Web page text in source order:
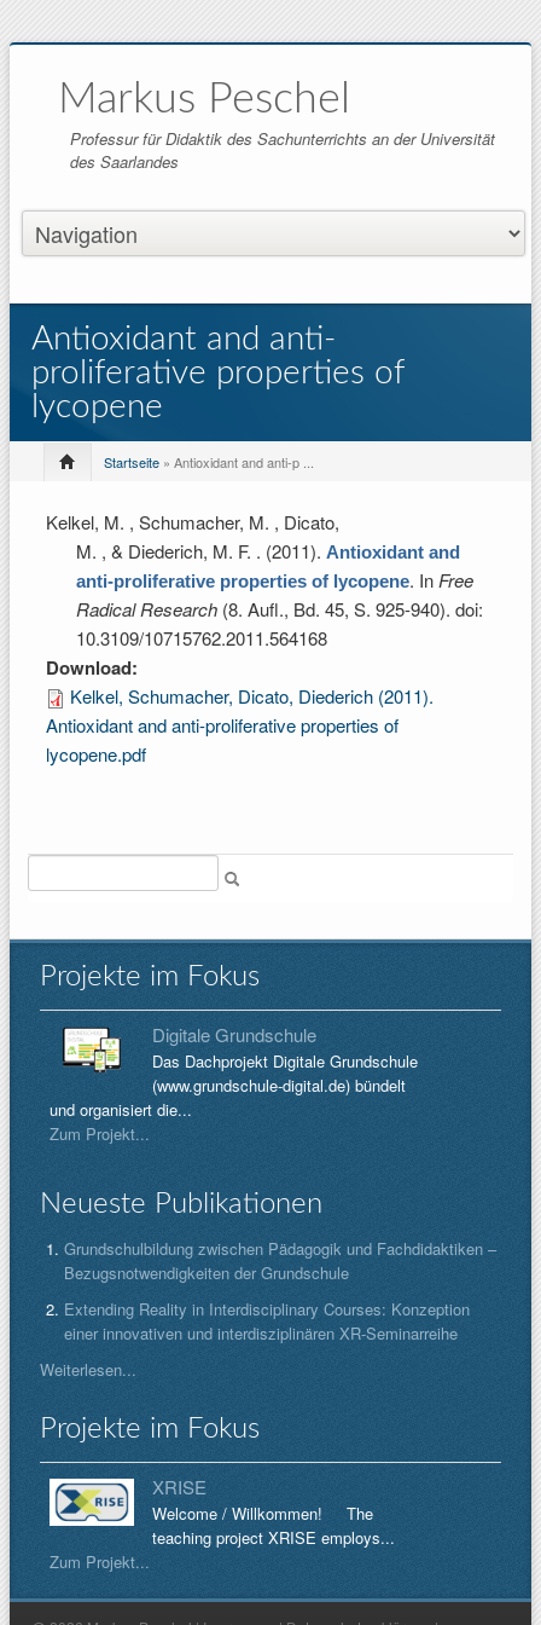
Markus Peschel
Professur für Didaktik des Sachunterrichts an der Universität
des Saarlandes
Antioxidant and anti-
proliferative properties of
lycopene
Startseite » Antioxidant and anti-p ...
Kelkel, M. , Schumacher, M. , Dicato,
M. , & Diederich, M. F. . (2011). Antioxidant and
anti-proliferative properties of lycopene. In Free
Radical Research (8. Aufl., Bd. 45, S. 925-940). doi:
10.3109/10715762.2011.564168
Download:
Kelkel, Schumacher, Dicato, Diederich (2011).
Antioxidant and anti-proliferative properties of
lycopene.pdf
Projekte im Fokus
Digitale Grundschule
Das Dachprojekt Digitale Grundschule
(www.grundschule-digital.de) bündelt
und organisiert die...
Zum Projekt...
Neueste Publikationen
Grundschulbildung zwischen Pädagogik und Fachdidaktiken –
Bezugsnotwendigkeiten der Grundschule
Extending Reality in Interdisciplinary Courses: Konzeption
einer innovativen und interdisziplinären XR-Seminarreihe
Weiterlesen...
Projekte im Fokus
XRISE
Welcome / Willkommen! The
teaching project XRISE employs...
Zum Projekt...